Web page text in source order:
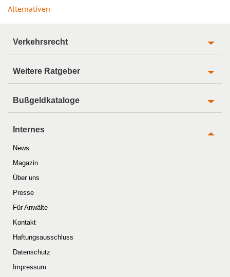
Alternativen
Verkehrsrecht
Weitere Ratgeber
Bußgeldkataloge
Internes
News
Magazin
Über uns
Presse
Für Anwälte
Kontakt
Haftungsausschluss
Datenschutz
Impressum